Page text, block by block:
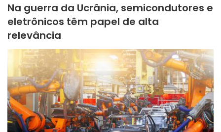
Na guerra da Ucrânia, semicondutores e
eletrônicos têm papel de alta
relevância